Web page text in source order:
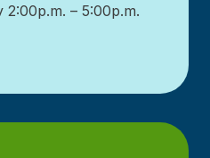
2:00p.m. – 5:00p.m.